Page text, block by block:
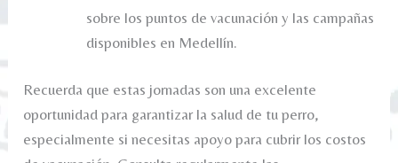
sobre los puntos de vacunación y las campañas
disponibles en Medellín.
Recuerda que estas jornadas son una excelente
oportunidad para garantizar la salud de tu perro,
especialmente si necesitas apoyo para cubrir los costos